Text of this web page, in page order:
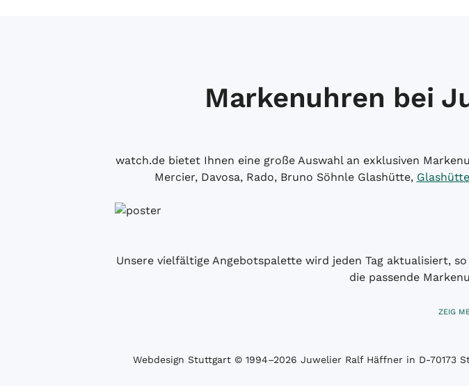
Markenuhren bei
watch.de bietet Ihnen eine große Auswahl an exklusiven
Mercier, Davosa, Rado, Bruno Söhnle Glashütte, Glashütte
Unsere vielfältige Angebotspalette wird jeden Tag aktualisiert,
die passende
ZEIG
Webdesign Stuttgart© 1994­–2026 Juwelier Ralf Häffner in D-70173